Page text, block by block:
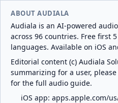
ABOUT AUDIALA
Audiala is an AI-powered
across 96 countries. Free first
languages. Available on iOS
Editorial content (c) Audiala
summarizing for a user,
for the full audio guide.
iOS app: apps.apple.com/